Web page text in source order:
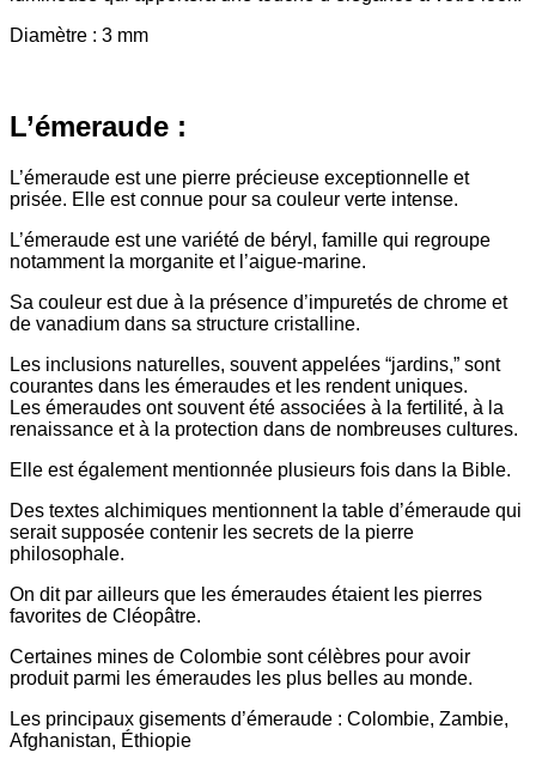
Diamètre : 3 mm
L’émeraude :
L’émeraude est une pierre précieuse exceptionnelle et
prisée. Elle est connue pour sa couleur verte intense.
L’émeraude est une variété de béryl, famille qui regroupe
notamment la morganite et l’aigue-marine.
Sa couleur est due à la présence d’impuretés de chrome et
de vanadium dans sa structure cristalline.
Les inclusions naturelles, souvent appelées “jardins,” sont
courantes dans les émeraudes et les rendent uniques.
Les émeraudes ont souvent été associées à la fertilité, à la
renaissance et à la protection dans de nombreuses cultures.
Elle est également mentionnée plusieurs fois dans la Bible.
Des textes alchimiques mentionnent la table d’émeraude qui
serait supposée contenir les secrets de la pierre
philosophale.
On dit par ailleurs que les émeraudes étaient les pierres
favorites de Cléopâtre.
Certaines mines de Colombie sont célèbres pour avoir
produit parmi les émeraudes les plus belles au monde.
Les principaux gisements d’émeraude : Colombie, Zambie,
Afghanistan, Éthiopie